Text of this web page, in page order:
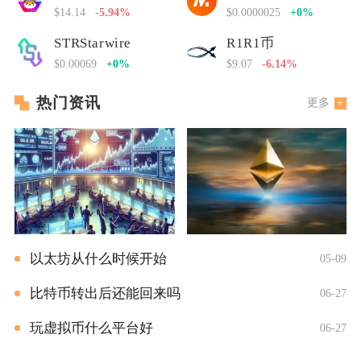
$14.14 -5.94% $0.0000025 +0%
STRStarwire
$0.00069 +0%
R1R1币
$9.07 -6.14%
热门资讯 更多
以太坊从什么时候开始 05-09
比特币转出后还能回来吗 06-27
玩虚拟币什么平台好 06-27